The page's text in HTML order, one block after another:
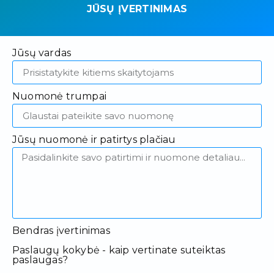
JŪSŲ ĮVERTINIMAS
Jūsų vardas
Nuomonė trumpai
Jūsų nuomonė ir patirtys plačiau
Bendras įvertinimas
Paslaugų kokybė - kaip vertinate suteiktas
paslaugas?